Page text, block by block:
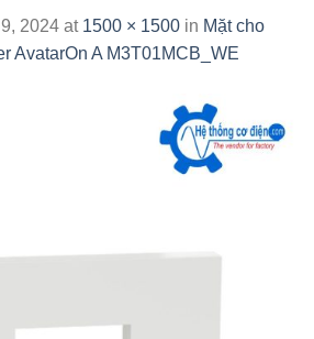
2024 at 1500 × 1500 in Mặt cho
AvatarOn A M3T01MCB_WE